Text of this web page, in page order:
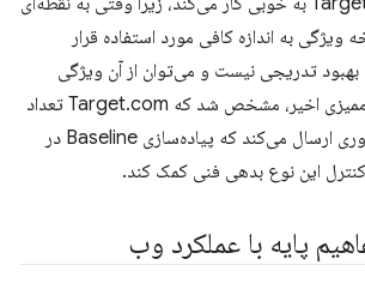
به اندازه کافی مورد استفاده قرار
بهبود تدریجی نیست و می‌توان از آن ویژگی
استفاده کرد. طی یک ممیزی اخیر، مشخص شد که Target.com تعداد
زیادی polyfill غیرضروری ارسال می‌کند که پیاده‌سازی Baseline در
کنترل این نوع بدهی فنی کمک کند.
پایه با عملکرد وب